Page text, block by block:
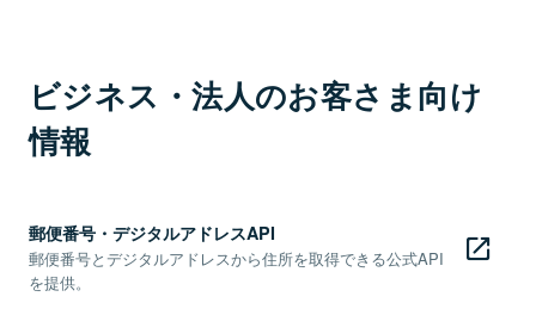
ビジネス・法人のお客さま向け
情報
郵便番号・デジタルアドレスAPI
郵便番号とデジタルアドレスから住所を取得できる公式API
を提供。